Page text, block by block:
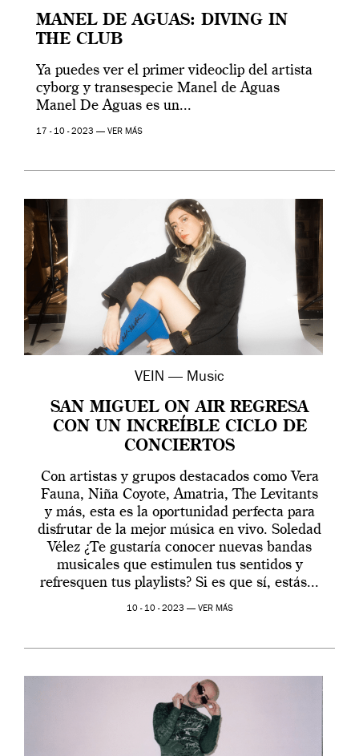
MANEL DE AGUAS: DIVING IN
THE CLUB
Ya puedes ver el primer videoclip del artista
cyborg y transespecie Manel de Aguas
Manel De Aguas es un...
17 - 10 - 2023 — VER MÁS
VEIN — Music
SAN MIGUEL ON AIR REGRESA
CON UN INCREÍBLE CICLO DE
CONCIERTOS
Con artistas y grupos destacados como Vera
Fauna, Niña Coyote, Amatria, The Levitants
y más, esta es la oportunidad perfecta para
disfrutar de la mejor música en vivo. Soledad
Vélez ¿Te gustaría conocer nuevas bandas
musicales que estimulen tus sentidos y
refresquen tus playlists? Si es que sí, estás...
10 - 10 - 2023 — VER MÁS